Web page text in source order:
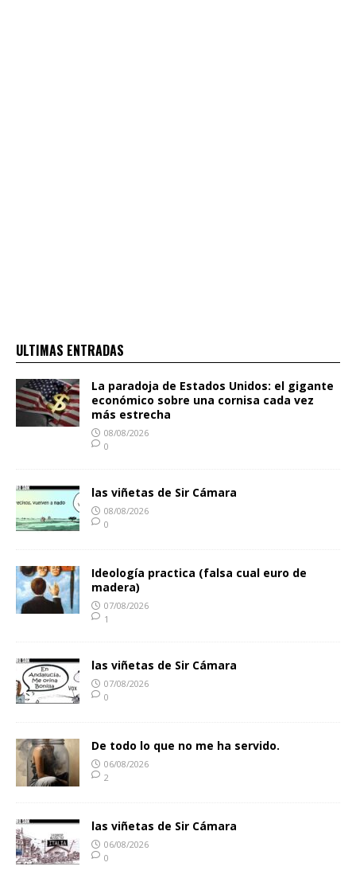
ULTIMAS ENTRADAS
La paradoja de Estados Unidos: el gigante
económico sobre una cornisa cada vez
más estrecha
08/08/2026
0
las viñetas de Sir Cámara
08/08/2026
0
Ideología practica (falsa cual euro de
madera)
07/08/2026
1
las viñetas de Sir Cámara
07/08/2026
0
De todo lo que no me ha servido.
06/08/2026
2
las viñetas de Sir Cámara
06/08/2026
0